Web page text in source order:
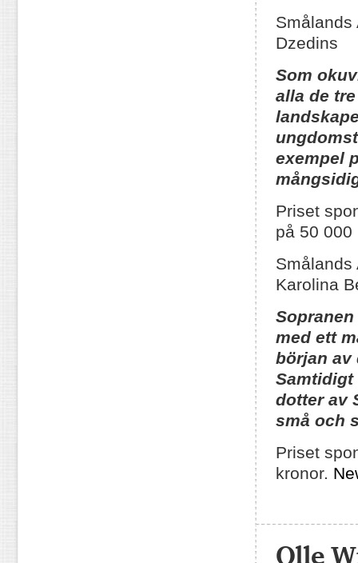
Dzedins
Som
alla de
exempel
Priset
på 50
Karolina
med ett
början av
Samtidigt
dotter av
små och
Priset
kronor.